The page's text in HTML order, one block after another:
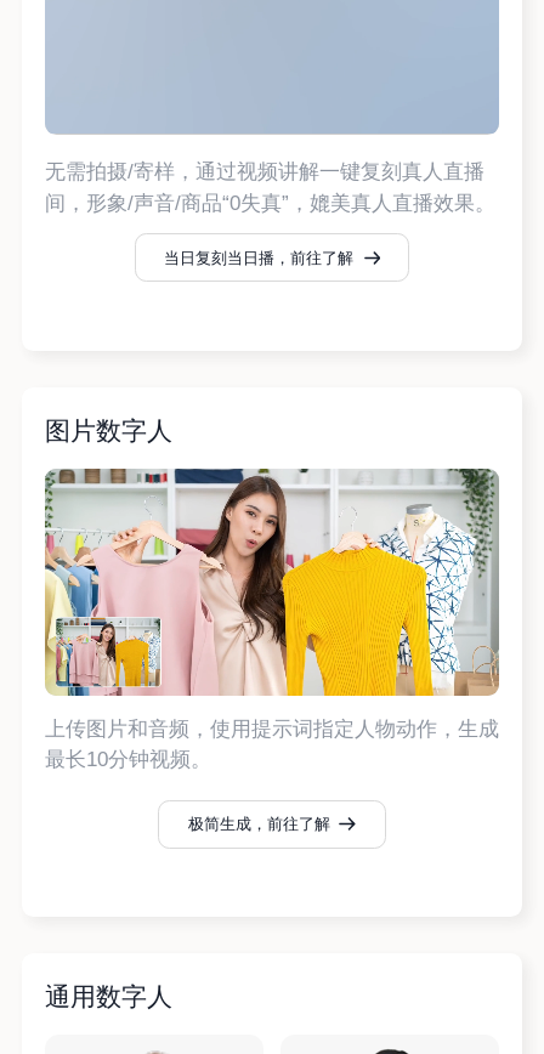
无需拍摄/寄样，通过视频讲解一键复刻真人直播
间，形象/声音/商品“0失真”，媲美真人直播效果。
当日复刻当日播，前往了解
图片数字人
上传图片和音频，使用提示词指定人物动作，生成
最长10分钟视频。
极简生成，前往了解
通用数字人